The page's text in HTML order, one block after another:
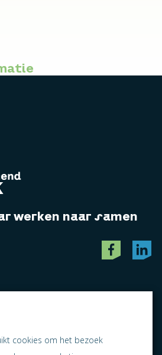
werken naar samen
Sneek
cookies om het bezoek